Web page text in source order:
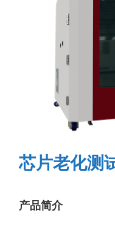
芯片老化测
产品简介